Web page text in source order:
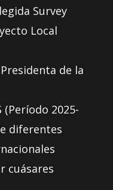
Survey
Local
de la
(Período 2025-
diferentes
cuásares